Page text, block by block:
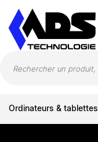
Ordinateurs & tablettes